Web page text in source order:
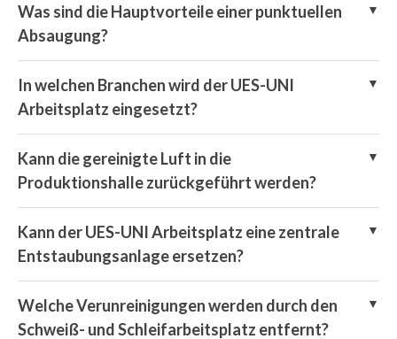
Was sind die Hauptvorteile einer punktuellen
Absaugung?
In welchen Branchen wird der UES-UNI
Arbeitsplatz eingesetzt?
Kann die gereinigte Luft in die
Produktionshalle zurückgeführt werden?
Kann der UES-UNI Arbeitsplatz eine zentrale
Entstaubungsanlage ersetzen?
Welche Verunreinigungen werden durch den
Schweiß- und Schleifarbeitsplatz entfernt?